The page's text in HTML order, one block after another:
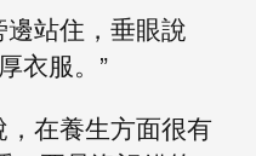
站住，垂眼說
衣服。”
在養生方面很有